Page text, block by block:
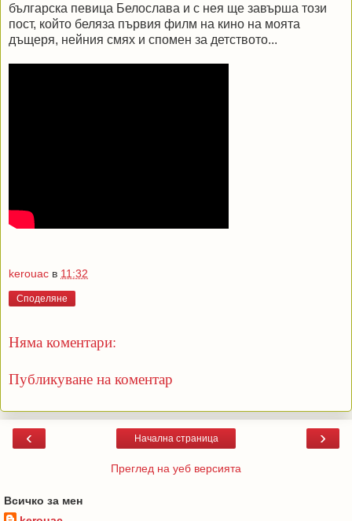
българска певица Белослава и с нея ще завърша този
пост, който беляза първия филм на кино на моята
дъщеря, нейния смях и спомен за детството...
kerouac в 11:32
Споделяне
Няма коментари:
Публикуване на коментар
‹ ›
Начална страница
Преглед на уеб версията
Всичко за мен